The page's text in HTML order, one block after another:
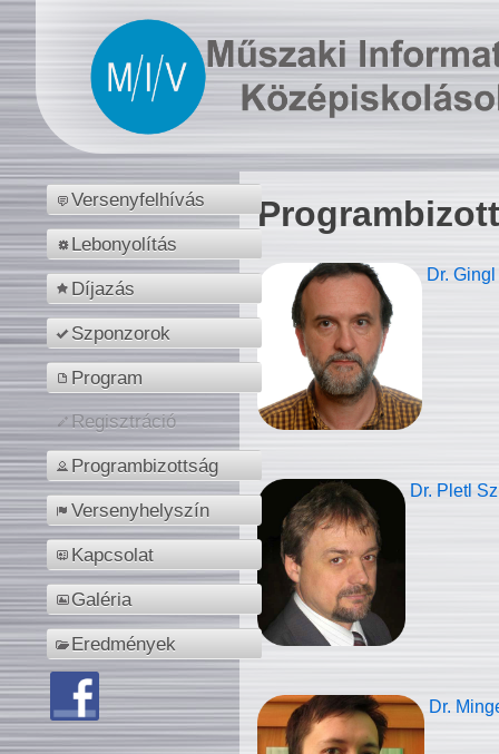
Versenyfelhívás
Lebonyolítás
Díjazás
Szponzorok
Program
Regisztráció
Programbizottság
Versenyhelyszín
Kapcsolat
Galéria
Eredmények
Dr.
Dr. Pletl
Dr.